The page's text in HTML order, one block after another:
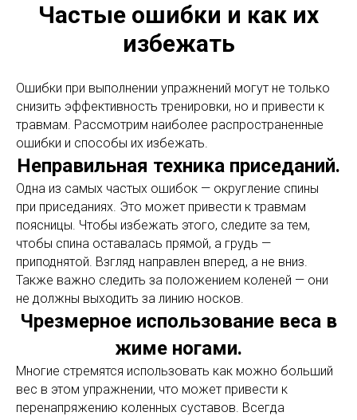
Частые ошибки и как их
избежать
Ошибки при выполнении упражнений могут не только
снизить эффективность тренировки, но и привести к
травмам. Рассмотрим наиболее распространенные
ошибки и способы их избежать.
Неправильная техника приседаний.
Одна из самых частых ошибок — округление спины
при приседаниях. Это может привести к травмам
поясницы. Чтобы избежать этого, следите за тем,
чтобы спина оставалась прямой, а грудь —
приподнятой. Взгляд направлен вперед, а не вниз.
Также важно следить за положением коленей — они
не должны выходить за линию носков.
Чрезмерное использование веса в
жиме ногами.
Многие стремятся использовать как можно больший
вес в этом упражнении, что может привести к
перенапряжению коленных суставов. Всегда